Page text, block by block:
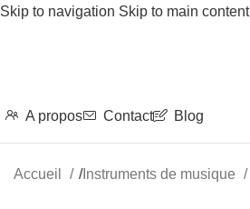
Skip to navigation Skip to main content
A propos Contact Blog
Accueil /Instruments de musique